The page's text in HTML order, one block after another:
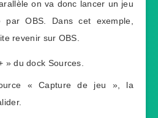
on va donc lancer un jeu
par OBS. Dans cet exemple,
revenir sur OBS.
» du dock Sources.
« Capture de jeu », la